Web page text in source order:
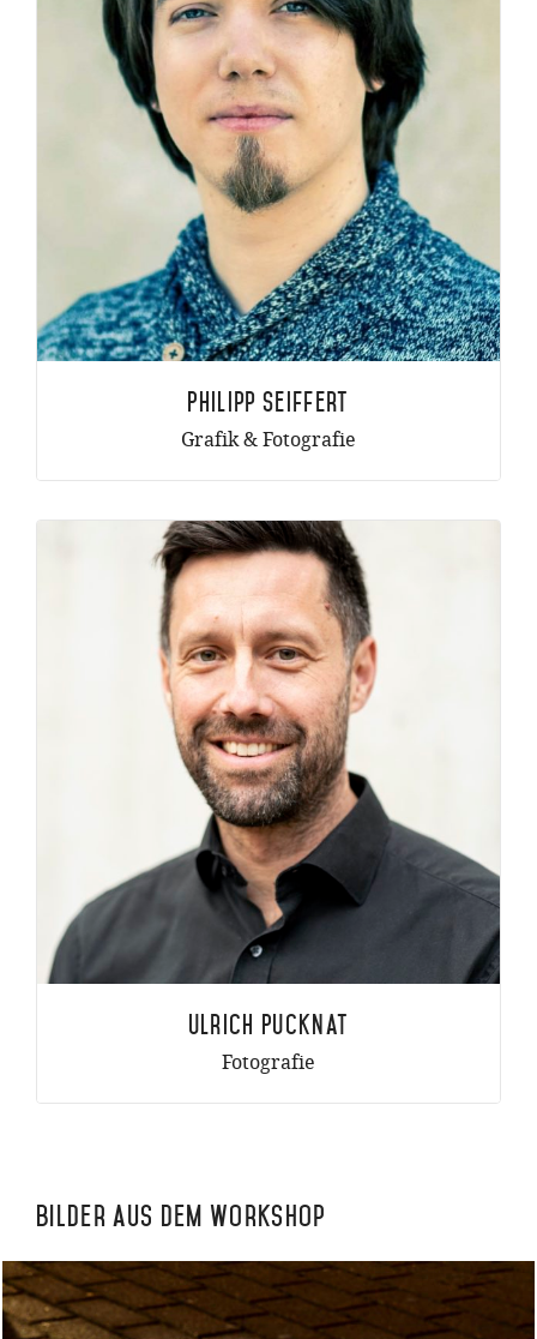
Philipp Seiffert
Grafik & Fotografie
Ulrich Pucknat
Fotografie
Bilder aus dem Workshop